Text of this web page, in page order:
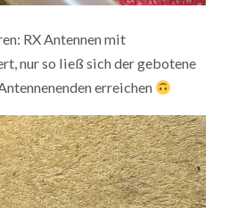
RX Antennen mit
nur so ließ sich der gebotene
erreichen